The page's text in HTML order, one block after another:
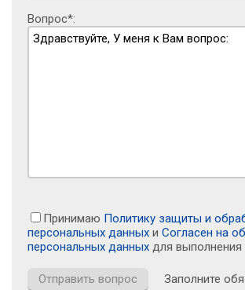
Вопрос*:
Принимаю Политику защиты и
персональных данных и Согласен на
персональных данных для выполнения
Заполните